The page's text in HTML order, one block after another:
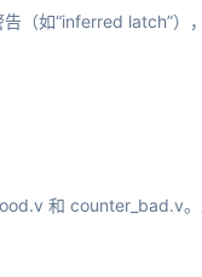
（如“inferred latch”）
和 counter_bad.v。